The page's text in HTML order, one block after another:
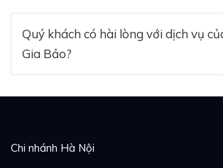
sự kiện quan trọng. Mặt số
Đồng Hồ
tâm và đặc biệt là tên thương hiệu
Quý khách có hài lòng với dịch vụ
Gia Bảo?
Chi nhánh Hà Nội